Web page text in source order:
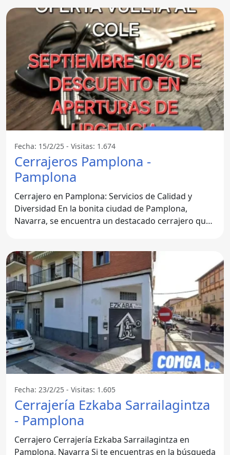
Fecha: 15/2/25 - Visitas: 1.674
Cerrajeros Pamplona -
Pamplona
Cerrajero en Pamplona: Servicios de Calidad y
Diversidad En la bonita ciudad de Pamplona,
Navarra, se encuentra un destacado cerrajero que
Fecha: 23/2/25 - Visitas: 1.605
Cerrajería Ezkaba Sarrailagintza
- Pamplona
Cerrajero Cerrajería Ezkaba Sarrailagintza en
Pamplona, Navarra Si te encuentras en la búsqueda